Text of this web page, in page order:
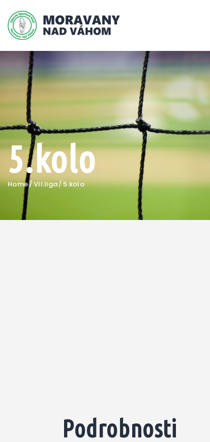
5.kolo
Home VII.liga 5.kolo
Podrobnosti